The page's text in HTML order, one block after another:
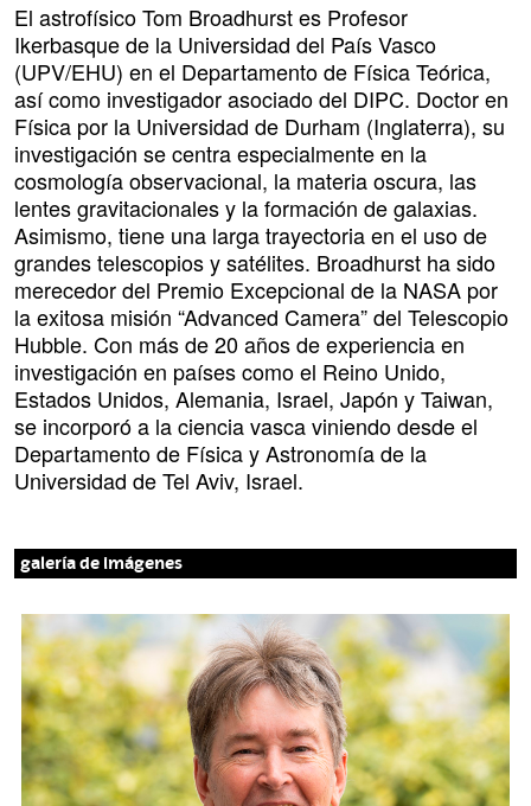
El astrofísico Tom Broadhurst es Profesor
Ikerbasque de la Universidad del País Vasco
(UPV/EHU) en el Departamento de Física Teórica,
así como investigador asociado del DIPC. Doctor en
Física por la Universidad de Durham (Inglaterra), su
investigación se centra especialmente en la
cosmología observacional, la materia oscura, las
lentes gravitacionales y la formación de galaxias.
Asimismo, tiene una larga trayectoria en el uso de
grandes telescopios y satélites. Broadhurst ha sido
merecedor del Premio Excepcional de la NASA por
la exitosa misión “Advanced Camera” del Telescopio
Hubble. Con más de 20 años de experiencia en
investigación en países como el Reino Unido,
Estados Unidos, Alemania, Israel, Japón y Taiwan,
se incorporó a la ciencia vasca viniendo desde el
Departamento de Física y Astronomía de la
Universidad de Tel Aviv, Israel.
galería de imágenes